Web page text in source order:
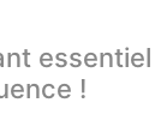
essentiel
!